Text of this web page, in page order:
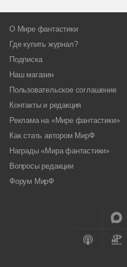
О Мире фантастики
Где купить журнал?
Подписка
Наш магазин
Пользовательское соглашение
Контакты и редакция
Реклама на «Мире фантастики»
Как стать автором МирФ
Награды «Мира фантастики»
Вопросы редакции
Форум МирФ